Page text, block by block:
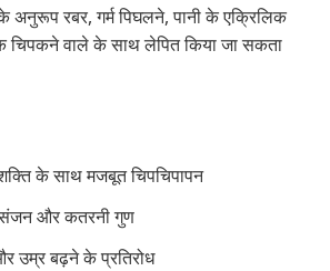
रबर, गर्म पिघलने, पानी के एक्रिलिक
चिपकने वाले के साथ लेपित किया जा सकता
के साथ मजबूत चिपचिपापन
और कतरनी गुण
उम्र बढ़ने के प्रतिरोध